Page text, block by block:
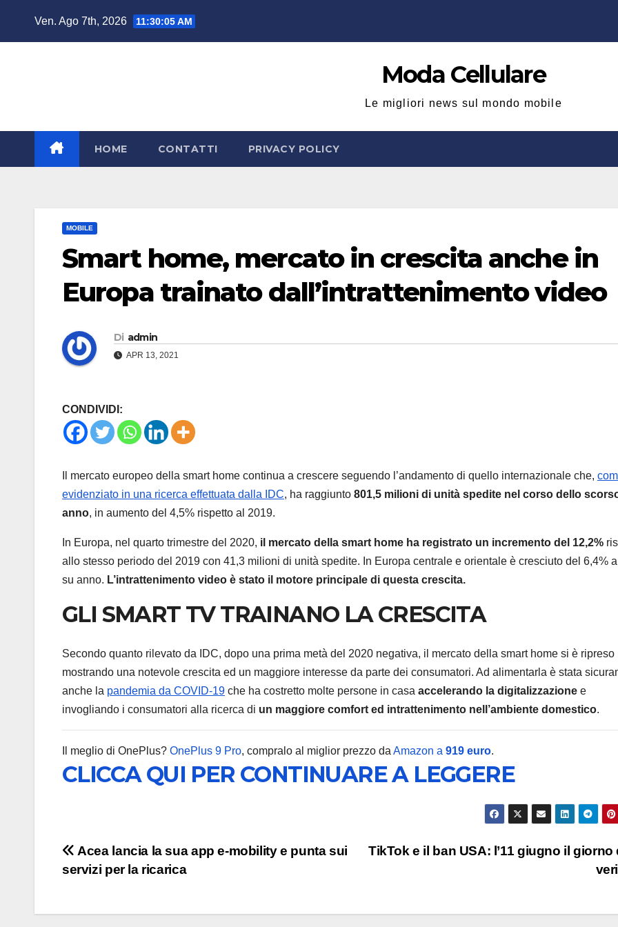
Ven. Ago 7th, 2026 11:30:06 AM
Moda Cellulare
Le migliori news sul mondo mobile
HOME CONTATTI PRIVACY POLICY
MOBILE
Smart home, mercato in crescita anche in
Europa trainato dall’intrattenimento video
Di admin
APR 13, 2021
CONDIVIDI:
Il mercato europeo della smart home continua a crescere seguendo l’andamento di quello internazionale che,
evidenziato in una ricerca effettuata dalla IDC, ha raggiunto 801,5 milioni di unità spedite nel corso dello
anno, in aumento del 4,5% rispetto al 2019.
In Europa, nel quarto trimestre del 2020, il mercato della smart home ha registrato un incremento del 12,2%
allo stesso periodo del 2019 con 41,3 milioni di unità spedite. In Europa centrale e orientale è cresciuto del 6,4%
su anno. L’intrattenimento video è stato il motore principale di questa crescita.
GLI SMART TV TRAINANO LA CRESCITA
Secondo quanto rilevato da IDC, dopo una prima metà del 2020 negativa, il mercato della smart home si è ripreso
mostrando una notevole crescita ed un maggiore interesse da parte dei consumatori. Ad alimentarla è stata
anche la pandemia da COVID-19 che ha costretto molte persone in casa accelerando la digitalizzazione e
invogliando i consumatori alla ricerca di un maggiore comfort ed intrattenimento nell’ambiente domestico.
Il meglio di OnePlus? OnePlus 9 Pro, compralo al miglior prezzo da Amazon a 919 euro.
CLICCA QUI PER CONTINUARE A LEGGERE
Navigazione
articoli
TikTok e il ban USA: l’11 giugno il giorno
Acea lancia la sua app e-mobility e punta sui
servizi per la ricarica
ECONOMIA E
motivi
scelta